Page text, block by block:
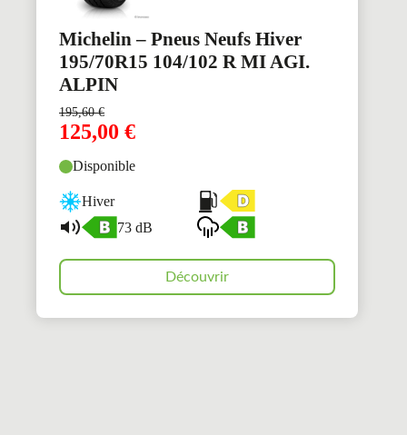
Michelin – Pneus Neufs Hiver
195/70R15 104/102 R MI AGI.
ALPIN
195,60€
125,00 €
Disponible
Hiver
73 dB
Découvrir